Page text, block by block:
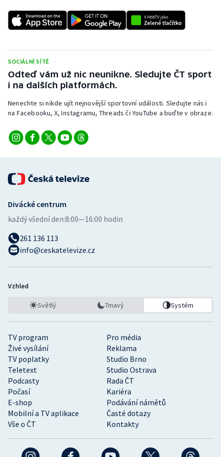
SOCIÁLNÍ SÍTĚ
Odteď vám už nic neunikne. Sledujte ČT sport
i na dalších platformách.
Nenechte si nikde ujít nejnovější sportovní události. Sledujte nás i
na Facebooku, X, Instagramu, Threads či YouTube a buďte v obraze.
TV program
Pro média
Živé vysílání
Reklama
TV poplatky
Studio Brno
Teletext
Studio Ostrava
Podcasty
Rada ČT
Počasí
Kariéra
E-shop
Podávání námětů
Mobilní a TV aplikace
Časté dotazy
Vše o ČT
Kontakty
Divácké centrum
každý všední den:8:00—16:00 hodin
261 136 113
info@ceskatelevize.cz
Vzhled
Světlý Tmavý Systém